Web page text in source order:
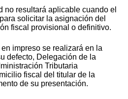
no resultará aplicable cuando el
solicitar la asignación del
fiscal provisional o definitivo.
impreso se realizará en la
defecto, Delegación de la
Tributaria
fiscal del titular de la
de su presentación.